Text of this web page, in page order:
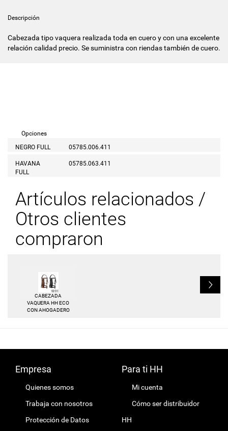
Descripción
Cabezada tipo vaquera realizada toda en cuero y con una excelente
relación calidad precio. Se suministra con riendas también de cuero.
Opciones
NEGRO FULL
05785.006.411
HAVANA
FULL
05785.063.411
Artículos relacionados /
Otros clientes
compraron
CABEZADA
VAQUERA HH ECO
CON AHOGADERO
L
Empresa
Quienes somos
Trabaja con nosotros
Protección de Datos
Para ti HH
Mi cuenta
Cómo ser distribuidor
HH